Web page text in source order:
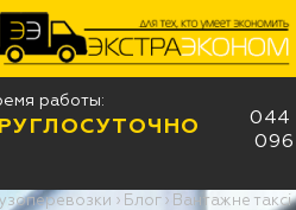
работы:
044
096
› Блог› Вантажне